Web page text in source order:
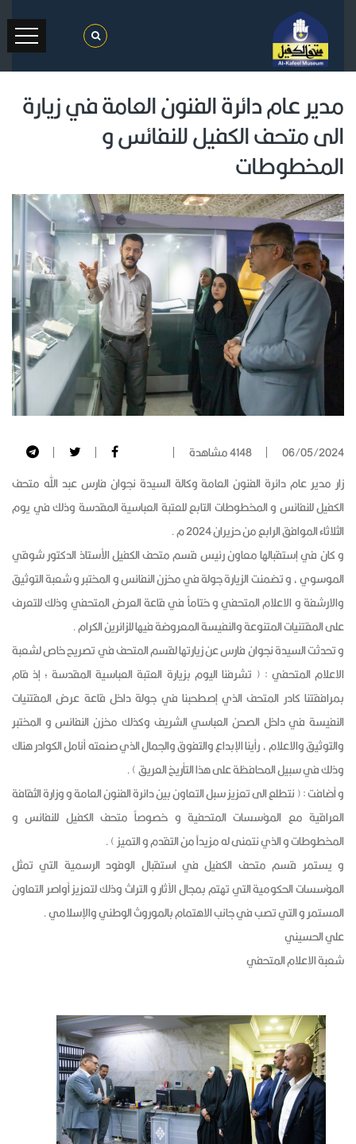
مدير عام دائرة الفنون العامة في زيارة
الى متحف الكفيل للنفائس و
المخطوطات
06/05/2024
4148 مشاهدة
زار مدير عام دائرة الفنون العامة وكالة السيدة نجوان فارس عبد الله متحف
الكفيل للنفائس و المخطوطات التابع للعتبة العباسية المقدسة وذلك في يوم
الثلاثاء الموافق الرابع من حزيران 2024 م .
و كان في إستقبالها معاون رئيس قسم متحف الكفيل الأستاذ الدكتور شوقي
الموسوي ، و تضمنت الزيارة جولة في مخزن النفائس و المختبر و شعبة التوثيق
والارشفة و الاعلام المتحفي و ختاماً في قاعة العرض المتحفي وذلك للتعرف
على المقتنيات المتنوعة والنفيسة المعروضة فيها للزائرين الكرام .
و تحدثت السيدة نجوان فارس عن زيارتها لقسم المتحف في تصريح خاص لشعبة
الاعلام المتحفي : ( تشرفنا اليوم بزيارة العتبة العباسية المقدسة ؛ إذ قام
بمرافقتنا كادر المتحف الذي إصطحبنا في جولة داخل قاعة عرض المقتنيات
النفيسة في داخل الصحن العباسي الشريف وكذلك مخزن النفائس و المختبر
والتوثيق والاعلام ، رأينا الإبداع والتفوق والجمال الذي صنعته أنامل الكوادر هناك
وذلك في سبيل المحافظة على هذا التأريخ العريق ) .
و أضافت : ( نتطلع الى تعزيز سبل التعاون بين دائرة الفنون العامة و وزارة الثقافة
العراقية مع المؤسسات المتحفية و خصوصاً متحف الكفيل للنفائس و
المخطوطات و الذي نتمنى له مزيداً من التقدم و التميز ) .
و يستمر قسم متحف الكفيل في استقبال الوفود الرسمية التي تمثل
المؤسسات الحكومية التي تهتم بمجال الآثار و التراث وذلك لتعزيز أواصر التعاون
المستمر و التي تصب في جانب الاهتمام بالموروث الوطني والإسلامي .
علي الحسيني
شعبة الاعلام المتحفي